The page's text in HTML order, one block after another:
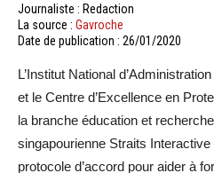
Journaliste : Redaction
La source : Gavroche
Date de publication : 26/01/2020
L’Institut National
et le Centre d’Excellence en
la branche éducation et
singapourienne Straits
protocole d’accord pour aider à